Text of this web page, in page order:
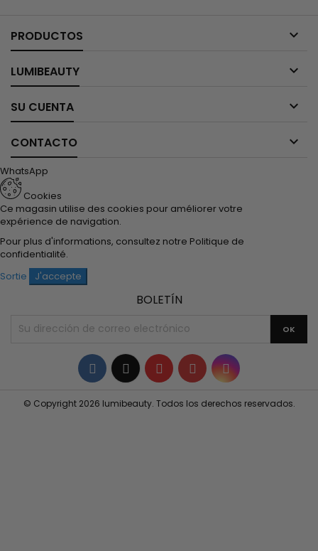
PRODUCTOS 
LUMIBEAUTY 
SU CUENTA 
CONTACTO 
WhatsApp
Cookies
Ce magasin utilise des cookies pour améliorer votre
expérience de navigation.
Pour plus d'informations, consultez notre Politique de
confidentialité.
Sortie
J'accepte
BOLETÍN
Facebook
TwitterYouTubePinterestInstagram
© Copyright 2026 lumibeauty. Todos los derechos reservados.